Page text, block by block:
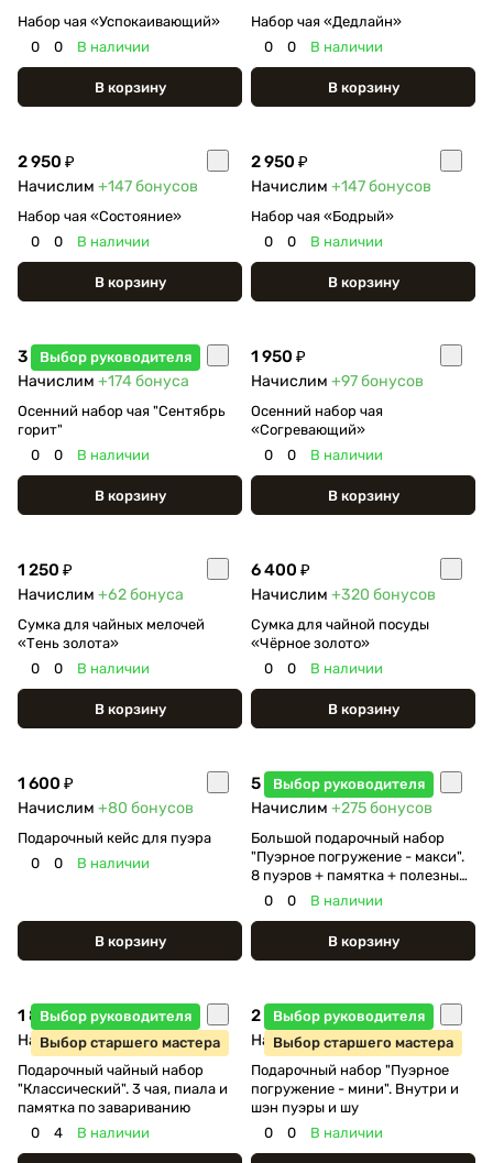
Набор чая «Успокаивающий»
0
0 В наличии
В корзину
Набор чая «Дедлайн»
0
0 В наличии
В корзину
2 950 ₽
Начислим +147бонусов
Набор чая «Состояние»
0
0 В наличии
В корзину
2 950 ₽
Начислим +147бонусов
Набор чая «Бодрый»
0
0 В наличии
В корзину
Выбор руководителя
3 490 ₽
Начислим +174бонуса
Осенний набор чая "Сентябрь
горит"
0
0 В наличии
В корзину
1 950 ₽
Начислим +97бонусов
Осенний набор чая
«Согревающий»
0
0 В наличии
В корзину
1 250 ₽
Начислим +62бонуса
Сумка для чайных мелочей
«Тень золота»
0
0 В наличии
В корзину
6 400 ₽
Начислим +320 бонусов
Сумка для чайной посуды
«Чёрное золото»
0
0 В наличии
В корзину
1 600 ₽
Начислим +80 бонусов
Подарочный кейс для пуэра
0
0 В наличии
В корзину
Выбор руководителя
5 500 ₽
Начислим +275бонусов
Большой подарочный набор
"Пуэрное погружение - макси".
8 пуэров + памятка + полезный
батончик
0 0 В наличии
В корзину
Выбор руководителя
Выбор старшего мастера
1 800 ₽
Начислим+90 бонусов
Подарочный чайный набор
"Классический". 3 чая, пиала и
памятка по завариванию
0
4 В наличии
Выбор руководителя
Выбор старшего мастера
2 350 ₽
Начислим+117бонусов
Подарочный набор "Пуэрное
погружение - мини". Внутри и
шэн пуэры и шу
0
0 В наличии